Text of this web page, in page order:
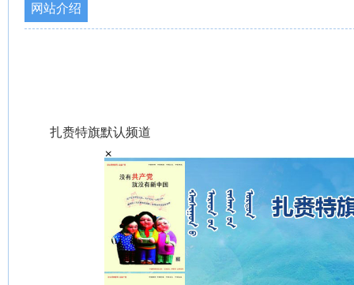
网站介绍
扎赉特旗默认频道